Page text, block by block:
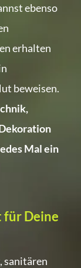
ebenso
erhalten
beweisen.
Mal ein
für Deine
sanitären